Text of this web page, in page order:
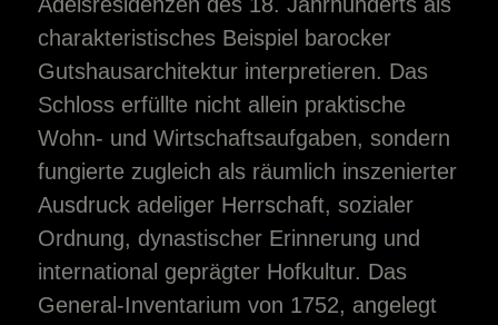
charakteristisches Beispiel barocker
Gutshausarchitektur interpretieren. Das
Schloss erfüllte nicht allein praktische
Wohn- und Wirtschaftsaufgaben, sondern
fungierte zugleich als räumlich inszenierter
Ausdruck adeliger Herrschaft, sozialer
Ordnung, dynastischer Erinnerung und
international geprägter Hofkultur. Das
General-Inventarium von 1752, angelegt